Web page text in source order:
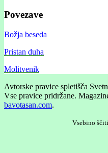
Povezave
Božja beseda
Pristan duha
Molitvenik
Avtorske pravice spletišča
Vse pravice pridržane.
bavotasan.com.
Vsebino ščiti